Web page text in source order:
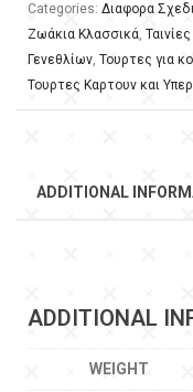
Categories: Διαφορα
Ζωάκια Κλασσικά,
Γενεθλίων, Τουρτες για
Τουρτες Καρτουν και
ADDITIONAL
ADDITIONAL
WEIGHT